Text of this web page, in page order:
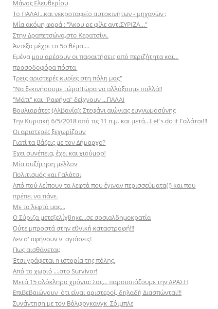
Μάνος Ελευθερίου
Το ΠΑΛΑΙ...και νεκροταφείο αυτοκινήτων - μηχανών ;
Μία ακόμη φορά : "Άκου ρε φίλε αντιΣΥΡΙΖA…"
Στην Δραπετσώνα,στο Κερατσίνι.
Άντεξα μέχρι το 5ο θέμα....
Εμένα μου αρέσουν οι παραιτήσεις από περιζήτητα και…
προσοδοφόρα πόστα
Τρεις αριστερές κυρίες στη πόλη μας"
"Να ξεκινήσουμε τώρα!Τώρα να αλλάξουμε πολλά!!
"Mάτι" και "Ραφήνα" δείχνουν ...ΠΑΛΑΙ
Βουλιαράτες (Αλβανία): Στεφάνι αιώνιας ευγνωμοσύνης
Την Κυριακή 6/5/2018 από τις 11 π.μ. και μετά…Let's do it Γαλάτσι!!!
Oι αριστερές ξεχωρίζουν
Γιατί τα βάζεις με τον Δήμαρχο?
Έχει συνέπεια, έχει και χιούμορ!
Mία συζήτηση μέλλον
Πολιτισμός και Γαλάτσι
Από πού λείπουν τα λεφτά που έγιναν περισσεύματα(!) και που
πρέπει να πάνε.
Με τα λεφτά μας...
Ο Σύριζα μετεξελίχθηκε...σε σοσιαλδημοκρατία
Ούτε μπροστά στην εθνική καταστροφή!!!
Δεν σ' αφήνουν ν' αγιάσεις!
Πως αισθάνεται;
Έτσι γράφεται η ιστορία της πόλης.
Από το χωριό ....στο Survivor!
Μετά 15 ολόκληρα χρόνια: Σας… παρουσιάζουμε την ΔΡΑΣΗ
Επιβεβαιώνουν ότι είναι αριστεροί, δηλαδή Διασπώνται!!!
Συνάντηση με τον Βόλφργκανγκ Σόιμπλε